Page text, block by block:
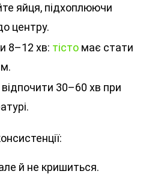
яйця, підхоплюючи
центру.
8–12 хв: тісто має стати
відпочити 30–60 хв при
й не кришиться.